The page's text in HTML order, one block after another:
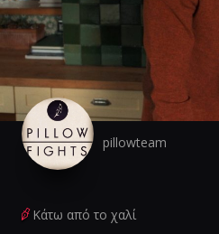
pillowteam
Κάτω από το χαλί